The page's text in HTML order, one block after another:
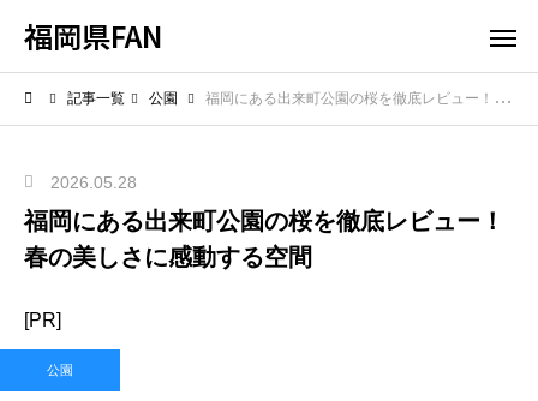
福岡県FAN
記事一覧 公園 福岡にある出来町公園の桜を徹底レビュー！春の美しさに感動する空間
2026.05.28
福岡にある出来町公園の桜を徹底レビュー！
春の美しさに感動する空間
[PR]
公園